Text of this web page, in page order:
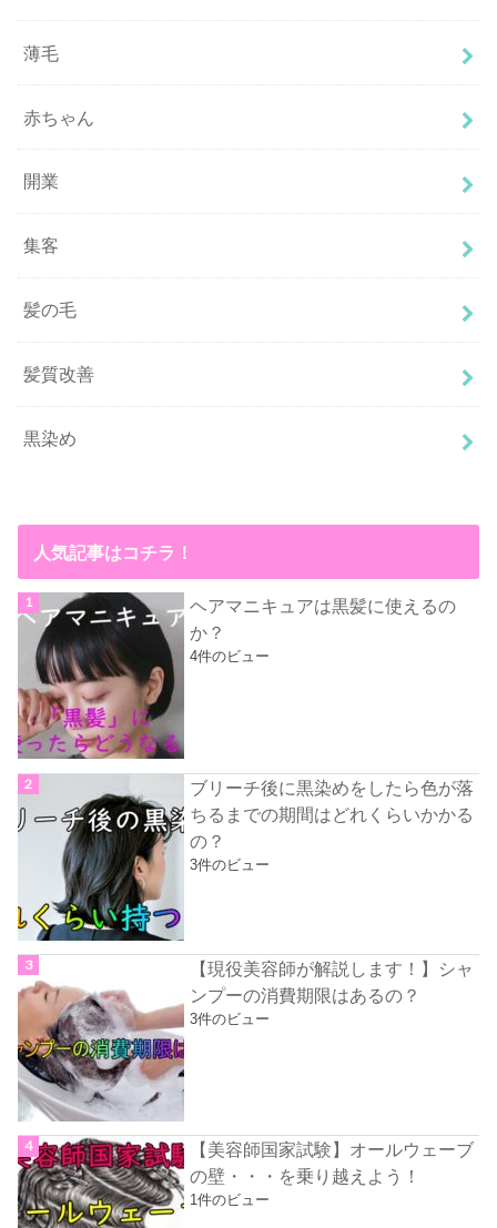
薄毛
赤ちゃん
開業
集客
髪の毛
髪質改善
黒染め
人気記事はコチラ！
ヘアマニキュアは黒髪に使えるの
か？
4件のビュー
ブリーチ後に黒染めをしたら色が落
ちるまでの期間はどれくらいかかる
の？
3件のビュー
【現役美容師が解説します！】シャ
ンプーの消費期限はあるの？
3件のビュー
【美容師国家試験】オールウェーブ
の壁・・・を乗り越えよう！
1件のビュー